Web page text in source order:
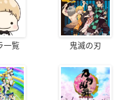
一覧 鬼滅の刃